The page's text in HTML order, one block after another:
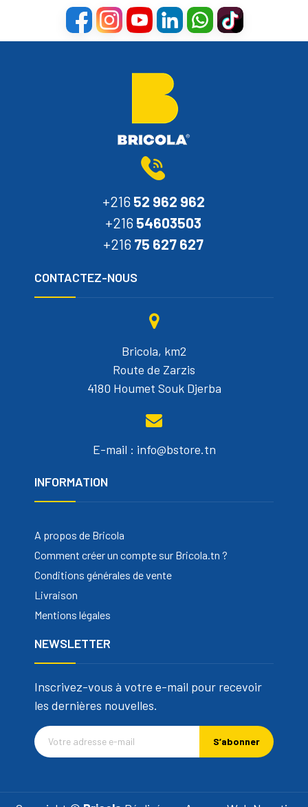
+216 52 962 962
+216 54603503
+216 75 627 627
CONTACTEZ-NOUS
Bricola, km2
Route de Zarzis
4180 Houmet Souk Djerba
E-mail : info@bstore.tn
INFORMATION
A propos de Bricola
Comment créer un compte sur Bricola.tn ?
Conditions générales de vente
Livraison
Mentions légales
NEWSLETTER
Inscrivez-vous à votre e-mail pour recevoir
les dernières nouvelles.
S’abonner